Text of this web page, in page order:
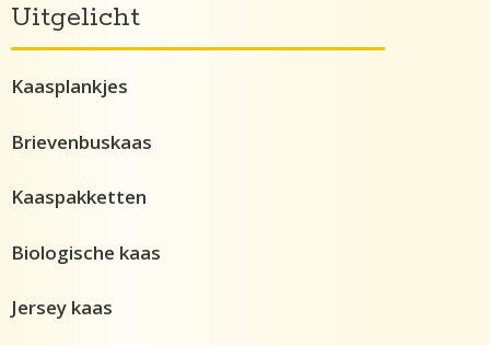
Uitgelicht
Kaasplankjes
Brievenbuskaas
Kaaspakketten
Biologische kaas
Jersey kaas